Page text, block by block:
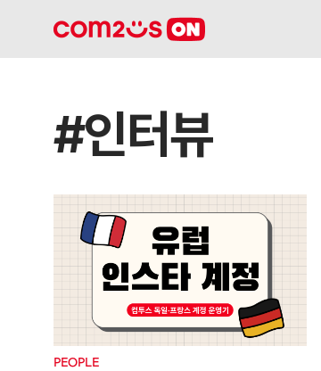
#인터뷰
PEOPLE